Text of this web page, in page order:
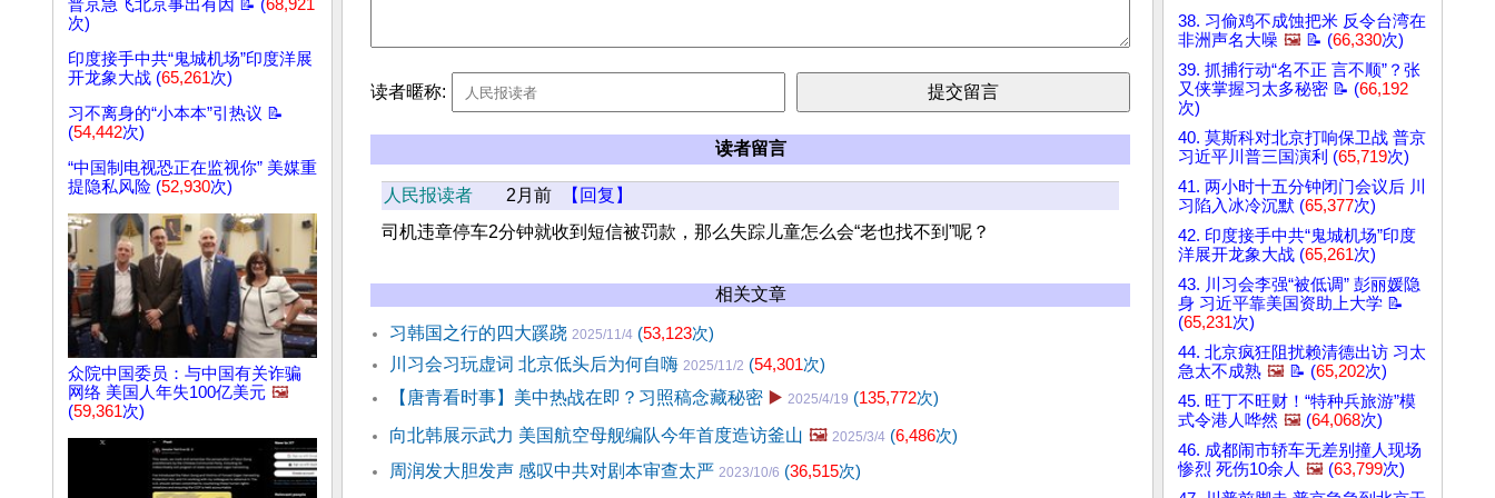
普京急飞北京事出有因 📝 (68,921
次)
印度接手中共“鬼城机场”印度洋展
开龙象大战 (65,261次)
习不离身的“小本本”引热议 📝
(54,442次)
“中国制电视恐正在监视你” 美媒重
提隐私风险 (52,930次)
众院中国委员：与中国有关诈骗
网络 美国人年失100亿美元 🖼️
(59,361次)
读者暱称:
读者留言
人民报读者 2月前
【回复】
司机违章停车2分钟就收到短信被罚款，那么失踪儿童怎么会“老也找不到”呢？
相关文章
习韩国之行的四大蹊跷 2025/11/4 (53,123次)
川习会习玩虚词 北京低头后为何自嗨 2025/11/2 (54,301次)
【唐青看时事】美中热战在即？习照稿念藏秘密 ▶️ 2025/4/19 (135,772次)
向北韩展示武力 美国航空母舰编队今年首度造访釜山 🖼️ 2025/3/4 (6,486次)
周润发大胆发声 感叹中共对剧本审查太严 2023/10/6 (36,515次)
38. 习偷鸡不成蚀把米 反令台湾在
非洲声名大噪 🖼️ 📝 (66,330次)
39. 抓捕行动“名不正 言不顺”？张
又侠掌握习太多秘密 📝 (66,192
次)
40. 莫斯科对北京打响保卫战 普京
习近平川普三国演利 (65,719次)
41. 两小时十五分钟闭门会议后 川
习陷入冰冷沉默 (65,377次)
42. 印度接手中共“鬼城机场”印度
洋展开龙象大战 (65,261次)
43. 川习会李强“被低调” 彭丽媛隐
身 习近平靠美国资助上大学 📝
(65,231次)
44. 北京疯狂阻扰赖清德出访 习太
急太不成熟 🖼️ 📝 (65,202次)
45. 旺丁不旺财！“特种兵旅游”模
式令港人哗然 🖼️ (64,068次)
46. 成都闹市轿车无差别撞人现场
惨烈 死伤10余人 🖼️ (63,799次)